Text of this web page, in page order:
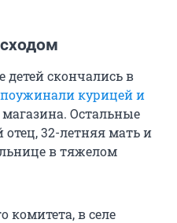
детей скончались в
поужинали курицей и
магазина. Остальные
32-летняя мать и
в тяжелом
комитета, в селе